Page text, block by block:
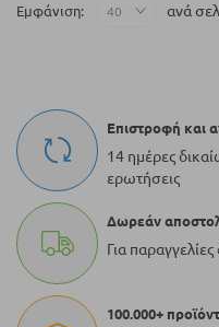
Εμφάνιση ανά
Επιστροφή και
14 ημέρες
ερωτήσεις
Δωρεάν
Για
100.000+